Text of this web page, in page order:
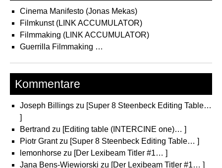
Cinema Manifesto (Jonas Mekas)
Filmkunst (LINK ACCUMULATOR)
Filmmaking (LINK ACCUMULATOR)
Guerrilla Filmmaking …
Kommentare
Joseph Billings zu [Super 8 Steenbeck Editing Table…
]
Bertrand zu [Editing table (INTERCINE one)… ]
Piotr Grantzu [Super 8 Steenbeck Editing Table… ]
lemonhorse zu [Der Lexibeam Titler #1… ]
Jana Bens-Wiewiorski zu [Der Lexibeam Titler #1… ]